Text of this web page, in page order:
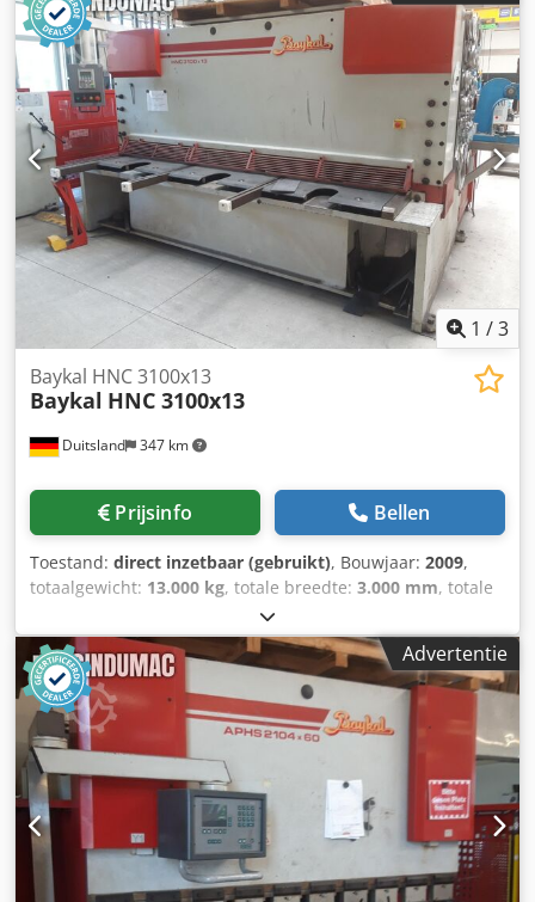
Assen: Y – Balk heffen/zakken X – Toeritten- en
buigslaginstelling R – Aanvoer-/daling
Buighoekcompensatie
1 /3
Duitsland 347 km
Baykal HNC 3100x13
Baykal HNC 3100x13
Prijsinfo Bellen
Toestand: direct inzetbaar (gebruikt), Bouwjaar: 2009,
totaalgewicht: 13.000 kg, totale breedte: 3.000 mm, totale
, snijlengte (max.):
productlengte (max.):4.000 mm, CNC-schaarmachine,
bouwjaar 2009. Deze Baykal HNC 3100x13 heeft een
knipcapaciteit van 13 mm en een kniplengte van 3.060
mm. De machine is uitgerust met een krachtige motor van
30 kW en werkt bij een werkdruk van 260 bar. Als u op zoek
bent naar hoogwaardige knipcapaciteiten, overweeg dan
de Baykal HNC 3100x13 die wij te koop aanbieden. Neem
contact met ons op voor meer informatie. • Snijcapaciteit
(St42): 13 mm • Voeding: 380 V / 50 Hz / 3-fasig •
Motorvermogen: 30 kW • Werkdruk: 260 bar • Slag per
minuut: 14 Codpfjzc Rgxex Acgoha
Advertentie